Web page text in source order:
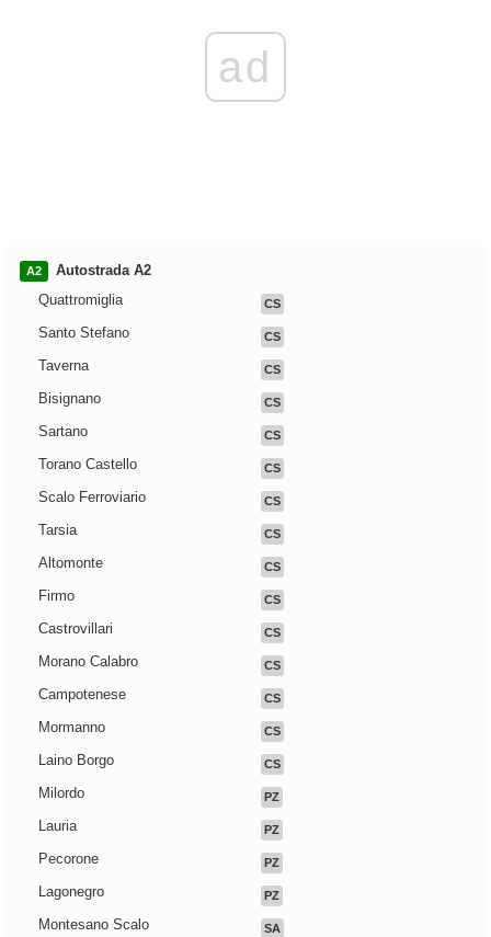
ad
A2
Autostrada A2
Quattromiglia
CS
Santo Stefano CS
Taverna CS
Bisignano CS
Sartano CS
Torano Castello CS
Scalo Ferroviario CS
Tarsia CS
Altomonte CS
Firmo CS
Castrovillari CS
Morano Calabro CS
Campotenese CS
Mormanno CS
Laino Borgo CS
Milordo PZ
Lauria PZ
Pecorone PZ
Lagonegro PZ
Montesano Scalo SA